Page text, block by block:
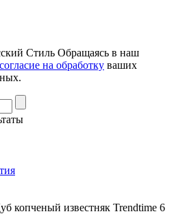
Стиль Обращаясь в наш
согласие на обработку ваших
копченый известняк Trendtime 6